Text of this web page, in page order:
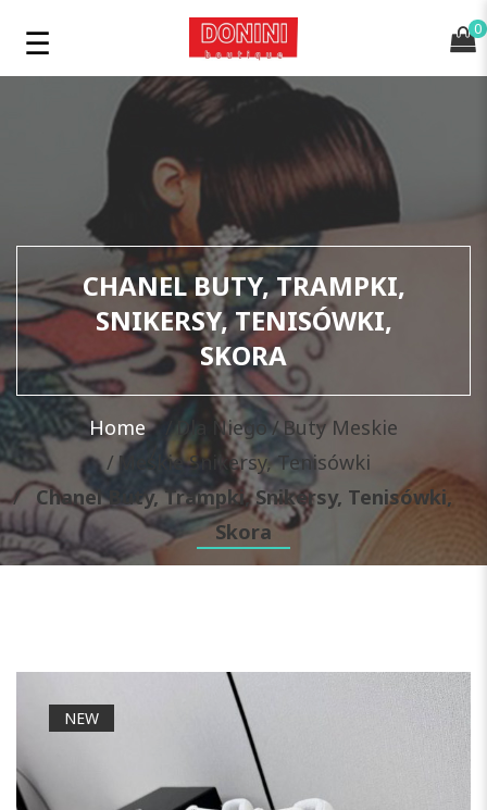
0
CHANEL BUTY, TRAMPKI,
SNIKERSY, TENISÓWKI,
SKORA
Home Dla Niego Buty Meskie
Meskie Snikersy, Tenisówki
Chanel Buty, Trampki, Snikersy, Tenisówki,
Skora
NEW